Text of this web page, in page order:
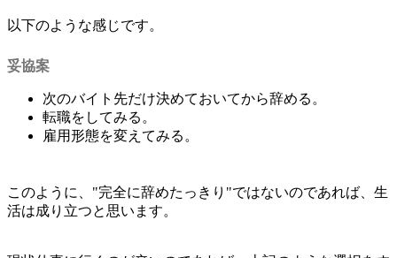
以下のような感じです。
妥協案
次のバイト先だけ決めておいてから辞める。
転職をしてみる。
雇用形態を変えてみる。
このように、"完全に辞めたっきり"ではないのであれば、生
活は成り立つと思います。